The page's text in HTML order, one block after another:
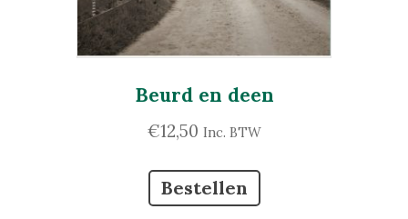
Beurd en deen
€12,50 Inc. BTW
Bestellen